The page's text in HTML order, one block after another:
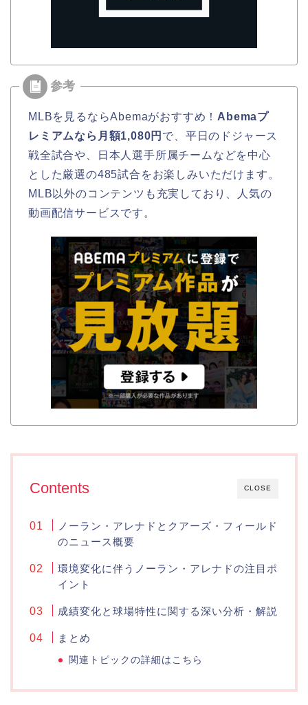
MLBを見るならAbemaがおすすめ！ Abemaプ
レミアムなら月額1,080円 で、平日のドジャース
戦全試合や、日本人選手所属チームなどを中心
とした厳選の485試合をお楽しみいただけます。
MLB以外のコンテンツも充実しており、人気の
動画配信サービスです。
CLOSE
Contents
ノーラン・アレナドとクアーズ・フィールド
のニュース概要
環境変化に伴うノーラン・アレナドの注目ポ
イント
成績変化と球場特性に関する深い分析・解説
まとめ
関連トピックの詳細はこちら